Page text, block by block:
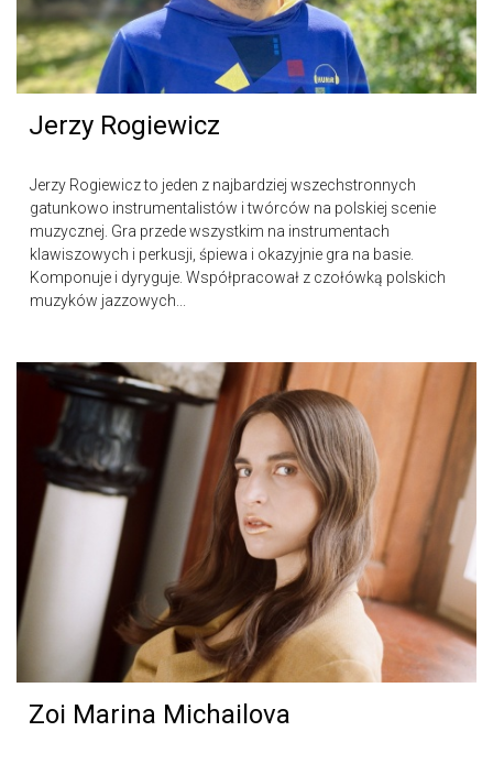
Jerzy Rogiewicz
Jerzy Rogiewicz to jeden z najbardziej wszechstronnych
gatunkowo instrumentalistów i twórców na polskiej scenie
muzycznej. Gra przede wszystkim na instrumentach
klawiszowych i perkusji, śpiewa i okazyjnie gra na basie.
Komponuje i dyryguje. Współpracował z czołówką polskich
muzyków jazzowych...
Zoi Marina Michailova